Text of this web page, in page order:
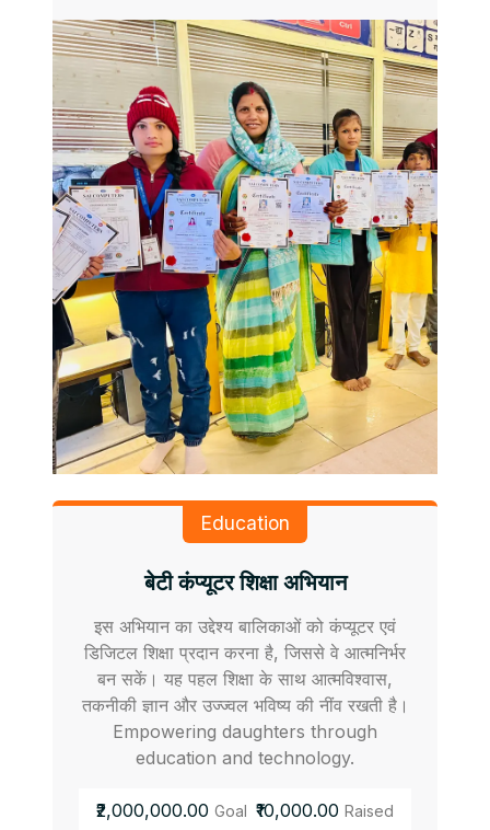
Education
बेटी कंप्यूटर शिक्षा अभियान
इस अभियान का उद्देश्य बालिकाओं को कंप्यूटर एवं
डिजिटल शिक्षा प्रदान करना है, जिससे वे आत्मनिर्भर
बन सकें। यह पहल शिक्षा के साथ आत्मविश्वास,
तकनीकी ज्ञान और उज्ज्वल भविष्य की नींव रखती है।
Empowering daughters through
education and technology.
₹2,000,000.00 Goal ₹10,000.00 Raised